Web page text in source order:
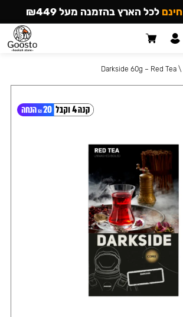
\
Darkside 60g – Red Tea
חינם לכל הארץ בהזמנה מעל ₪449